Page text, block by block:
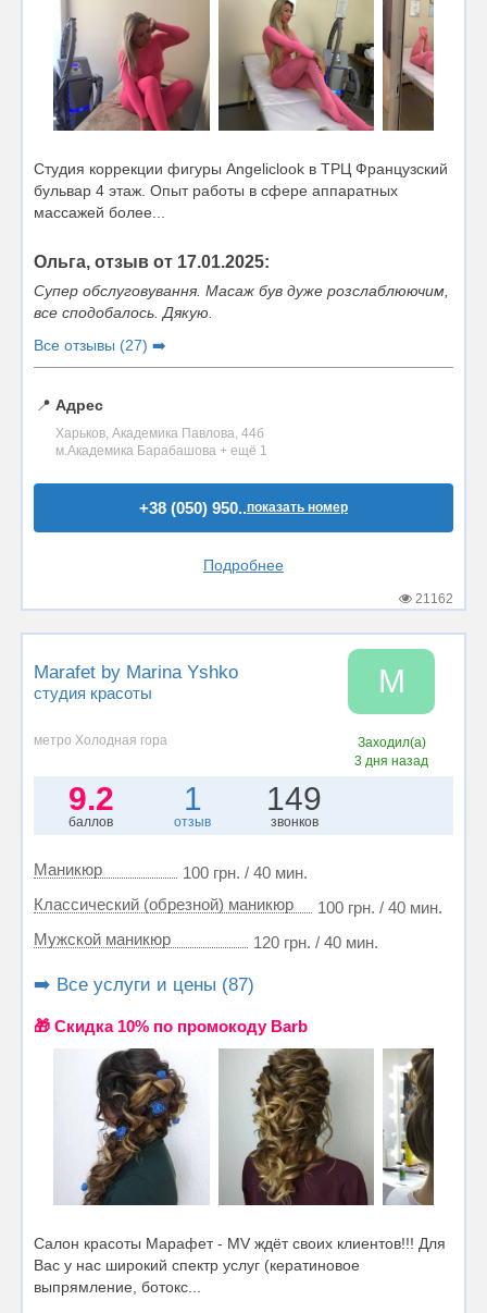
Студия коррекции фигуры Angeliclook в ТРЦ Французский
бульвар 4 этаж. Опыт работы в сфере аппаратных
массажей более...
Ольга, отзыв от 17.01.2025:
Супер обслуговування. Масаж був дуже розслаблюючим,
все сподобалось. Дякую.
Все отзывы (27) ➡️
📍 Адрес
Харьков, Академика Павлова, 44б
м.Академика Барабашова + ещё 1
+38 (050) 950..показать номер
Подробнее
21162
Marafet by Marina Yshko
студия красоты M
метро Холодная гора
Заходил(а)
3 дня назад
9.2
баллов
1
отзыв
149
звонков
Маникюр
100 грн. / 40 мин.
Классический (обрезной) маникюр
100 грн. / 40 мин.
Мужской маникюр
120 грн. / 40 мин.
➡️ Все услуги и цены (87)
🎁 Cкидка 10% по промокоду Barb
Салон красоты Марафет - МV ждёт своих клиентов!!! Для
Вас у нас широкий спектр услуг (кератиновое
выпрямление, ботокс...